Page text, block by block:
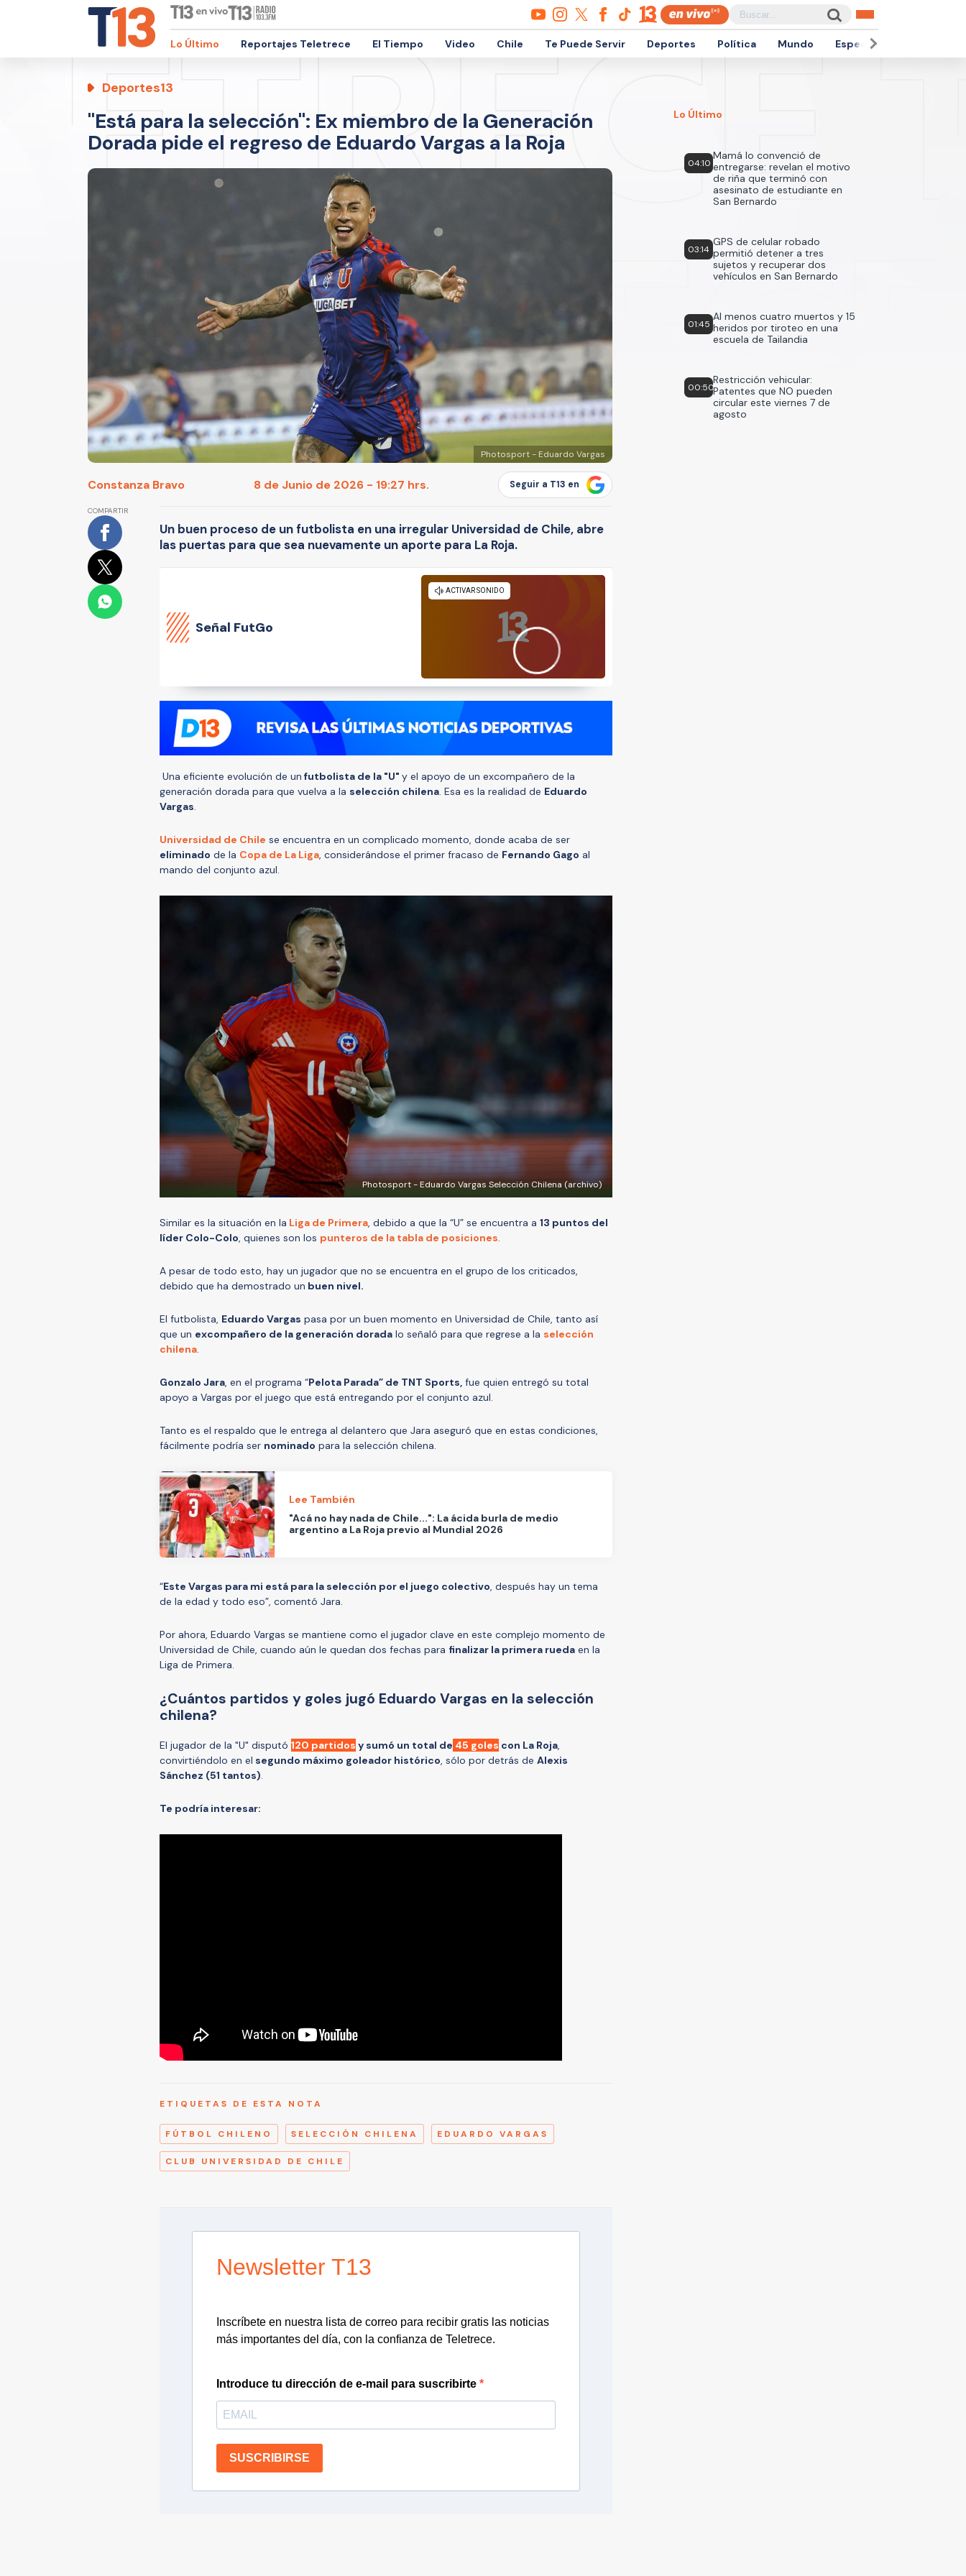
Lo Último Reportajes Teletrece El Tiempo Video Chile Te Puede Servir Deportes Política Mundo Espectáculos
Deportes13
"Está para la selección": Ex miembro de la Generación
Dorada pide el regreso de Eduardo Vargas a la Roja
Photosport - Eduardo Vargas
Constanza Bravo 8 de Junio de 2026 - 19:27 hrs. Seguir a T13 en
COMPARTIR
Un buen proceso de un futbolista en una irregular Universidad de Chile, abre
las puertas para que sea nuevamente un aporte para La Roja.
Señal FutGo
Una eficiente evolución de un futbolista de la "U" y el apoyo de un excompañero de la
generación dorada para que vuelva a la selección chilena. Esa es la realidad de Eduardo
Vargas.
Universidad de Chile se encuentra en un complicado momento, donde acaba de ser
eliminado de la Copa de La Liga, considerándose el primer fracaso de Fernando Gago al
mando del conjunto azul.
Photosport - Eduardo Vargas Selección Chilena (archivo)
Similar es la situación en la Liga de Primera , debido a que la “U” se encuentra a 13 puntos del
líder Colo-Colo , quienes son los punteros de la tabla de posiciones
A pesar de todo esto, hay un jugador que no se encuentra en el grupo de los criticados,
debido que ha demostrado un buen nivel.
El futbolista, Eduardo Vargas pasa por un buen momento en Universidad de Chile, tanto así
que un excompañero de la generación dorada lo señaló para que regrese a la selección
chilena
Gonzalo Jara , en el programa “Pelota Parada” de TNT Sports, fue quien entregó su total
apoyo a Vargas por el juego que está entregando por el conjunto azul.
Tanto es el respaldo que le entrega al delantero que Jara aseguró que en estas condiciones,
fácilmente podría ser nominado para la selección chilena.
Lee También
"Acá no hay nada de Chile...": La ácida burla de medio
argentino a La Roja previo al Mundial 2026
“Este Vargas para mi está para la selección por el juego colectivo , después hay un tema
de la edad y todo eso”, comentó Jara.
Por ahora, Eduardo Vargas se mantiene como el jugador clave en este complejo momento de
Universidad de Chile, cuando aún le quedan dos fechas para finalizar la primera rueda en la
Liga de Primera.
¿Cuántos partidos y goles jugó Eduardo Vargas en la selección
chilena?
El jugador de la "U" disputó 120 partidos y sumó un total de 45 goles con La Roja
convirtiéndolo en el segundo máximo goleador histórico , sólo por detrás de Alexis
Sánchez (51 tantos)
Te podría interesar:
ETIQUETAS DE ESTA NOTA
FÚTBOL CHILENO SELECCIÓN CHILENA EDUARDO VARGAS
CLUB UNIVERSIDAD DE CHILE
Newsletter T13
Inscríbete en nuestra lista de correo para recibir gratis las noticias
más importantes del día, con la confianza de Teletrece.
Introduce tu dirección de e-mail para suscribirte
SUSCRIBIRSE
Lo Último
04:10
Mamá lo convenció de
entregarse: revelan el motivo
de riña que terminó con
asesinato de estudiante en
San Bernardo
03:14
GPS de celular robado
permitió detener a tres
sujetos y recuperar dos
vehículos en San Bernardo
01:45
Al menos cuatro muertos y 15
heridos por tiroteo en una
escuela de Tailandia
00:50
Restricción vehicular:
Patentes que NO pueden
circular este viernes 7 de
agosto